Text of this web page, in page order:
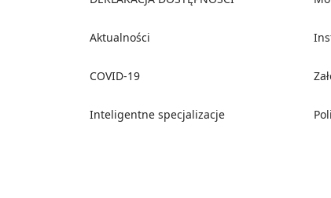
Aktualności
COVID-19
Inteligentne specjalizacje